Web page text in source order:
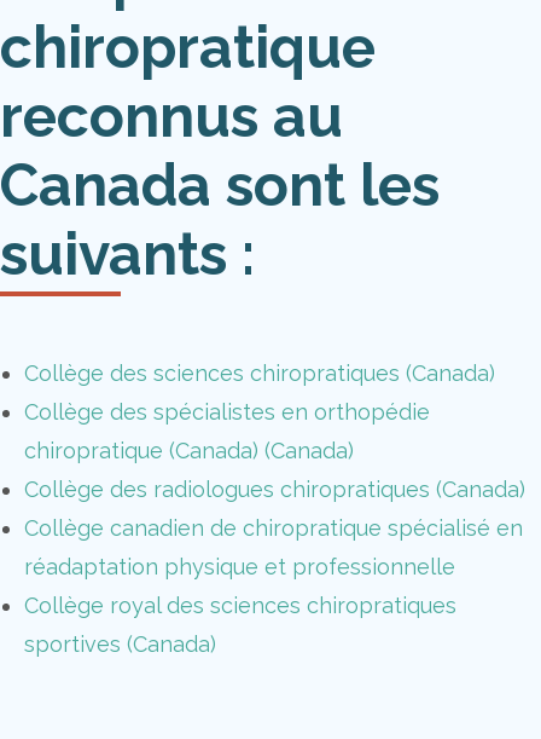
chiropratique
reconnus au
Canada sont les
suivants :
Collège des sciences chiropratiques (Canada)
Collège des spécialistes en orthopédie
chiropratique (Canada) (Canada)
Collège des radiologues chiropratiques (Canada)
Collège canadien de chiropratique spécialisé en
réadaptation physique et professionnelle
Collège royal des sciences chiropratiques
sportives (Canada)